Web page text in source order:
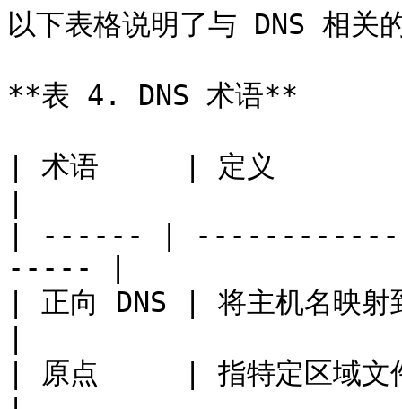
以下表格说明了与 DNS 相关
**表 4. DNS 术语**
| 术语     | 定义
| ------ |
----- |
| 正向 DNS | 将主机名映
| 原点     | 指特定区域文